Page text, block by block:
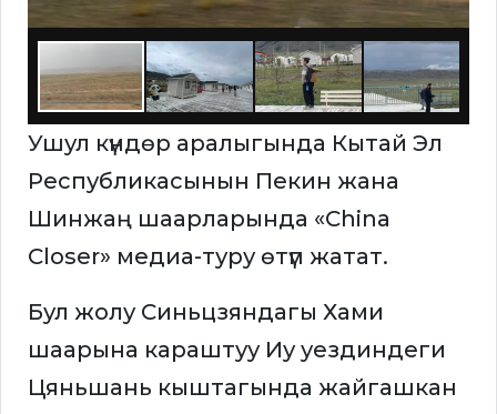
Ушул күндөр аралыгында Кытай Эл
Республикасынын Пекин жана
Шинжаң шаарларында «China
Closer» медиа-туру өтүп жатат.
Бул жолу Синьцзяндагы Хами
шаарына караштуу Иу уездиндеги
Цяньшань кыштагында жайгашкан